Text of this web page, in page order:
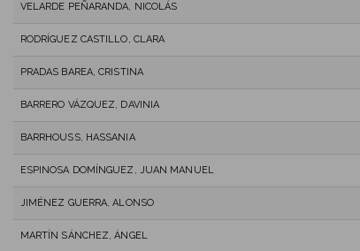
VELARDE PEÑARANDA, NICOLÁS
RODRÍGUEZ CASTILLO, CLARA
PRADAS BAREA, CRISTINA
BARRERO VÁZQUEZ, DAVINIA
BARRHOUSS, HASSANIA
ESPINOSA DOMÍNGUEZ, JUAN MANUEL
JIMÉNEZ GUERRA, ALONSO
MARTÍN SÁNCHEZ, ÁNGEL